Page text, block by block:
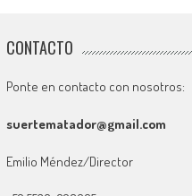
CONTACTO
Ponte en contacto con nosotros:
suertematador@gmail.com
Emilio Méndez/Director